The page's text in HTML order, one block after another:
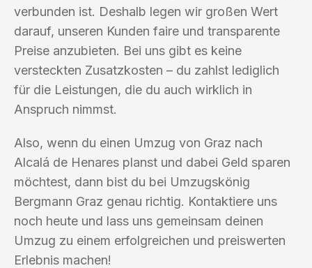
verbunden ist. Deshalb legen wir großen Wert
darauf, unseren Kunden faire und transparente
Preise anzubieten. Bei uns gibt es keine
versteckten Zusatzkosten – du zahlst lediglich
für die Leistungen, die du auch wirklich in
Anspruch nimmst.
Also, wenn du einen Umzug von Graz nach
Alcalá de Henares planst und dabei Geld sparen
möchtest, dann bist du bei Umzugskönig
Bergmann Graz genau richtig. Kontaktiere uns
noch heute und lass uns gemeinsam deinen
Umzug zu einem erfolgreichen und preiswerten
Erlebnis machen!